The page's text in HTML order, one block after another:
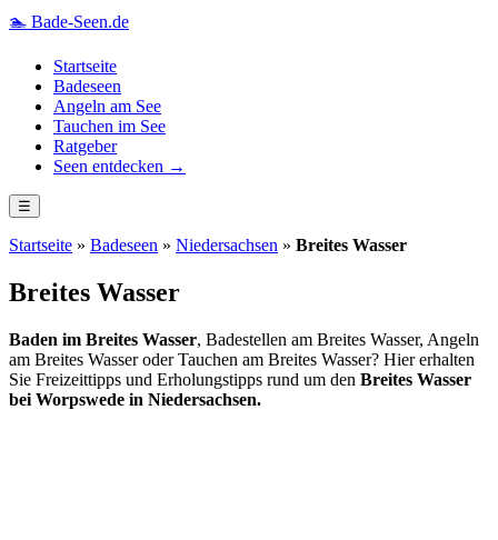
🏊 Bade-Seen.de
Startseite
Badeseen
Angeln am See
Tauchen im See
Ratgeber
Seen entdecken →
☰
Startseite » Badeseen » Niedersachsen » Breites Wasser
Breites Wasser
Baden im Breites Wasser, Badestellen am Breites Wasser, Angeln
am Breites Wasser oder Tauchen am Breites Wasser? Hier erhalten
Sie Freizeittipps und Erholungstipps rund um den Breites Wasser
bei Worpswede in Niedersachsen.